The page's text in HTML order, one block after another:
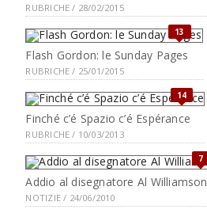
RUBRICHE / 28/02/2015
13
Flash Gordon: le Sunday Pages
RUBRICHE / 25/01/2015
14
Finché c’é Spazio c’é Espérance
RUBRICHE / 10/03/2013
7
Addio al disegnatore Al Williamson
NOTIZIE / 24/06/2010